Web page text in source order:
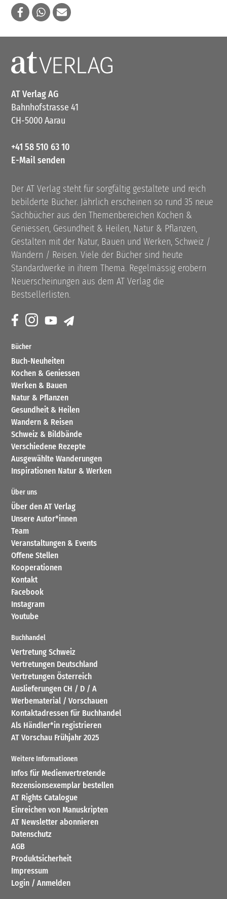
AT Verlag AG
Bahnhofstrasse 41
CH-5000 Aarau
+41 58 510 63 10
E-Mail senden
Der AT Verlag steht für sorgfältig gestaltete und reich
bebilderte Bücher. Jährlich erscheinen so rund 35 neue
Sachbücher aus den Themenbereichen Kochen &
Geniessen, Gesundheit & Heilen, Natur & Pflanzen,
Gestalten mit der Natur, Bauen und Werken, Schweiz /
Wandern / Reisen. Viele der Bücher sind heute
Standardwerke in ihrem Thema. Regelmässig erobern
Neuerscheinungen aus dem AT Verlag die
Bestsellerlisten.
Bücher
Buch-Neuheiten
Kochen & Geniessen
Werken & Bauen
Natur & Pflanzen
Gesundheit & Heilen
Wandern & Reisen
Schweiz & Bildbände
Verschiedene Rezepte
Ausgewählte Wanderungen
Inspirationen Natur & Werken
Über uns
Über den AT Verlag
Unsere Autor*innen
Team
Veranstaltungen & Events
Offene Stellen
Kooperationen
Kontakt
Facebook
Instagram
Youtube
Buchhandel
Vertretung Schweiz
Vertretungen Deutschland
Vertretungen Österreich
Auslieferungen CH / D / A
Werbematerial / Vorschauen
Kontaktadressen für Buchhandel
Als Händler*in registrieren
AT Vorschau Frühjahr 2025
Weitere Informationen
Infos für Medienvertretende
Rezensionsexemplar bestellen
AT Rights Catalogue
Einreichen von Manuskripten
AT Newsletter abonnieren
Datenschutz
AGB
Produktsicherheit
Impressum
Login / Anmelden